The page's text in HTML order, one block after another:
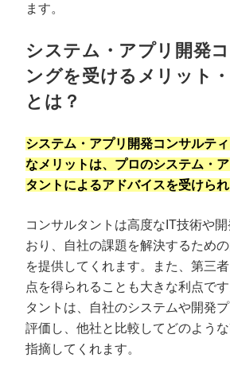
ます。
システム・アプリ開発
ングを受けるメリット
とは？
システム・アプリ開発コンサルテ
なメリットは、プロのシステム・
タントによるアドバイスを受けら
コンサルタントは高度なIT技術や
おり、自社の課題を解決するため
を提供してくれます。また、第三
点を得られることも大きな利点で
タントは、自社のシステムや開発
評価し、他社と比較してどのよう
指摘してくれます。